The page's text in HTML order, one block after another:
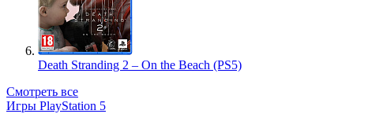
Death Stranding 2 – On the Beach (PS5)
Смотреть все
Игры PlayStation 5